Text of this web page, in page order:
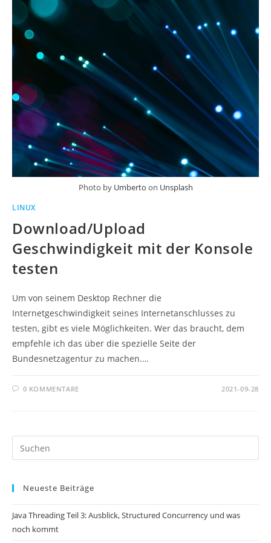
Photo by Umberto on Unsplash
LINUX
Download/Upload
Geschwindigkeit mit der Konsole
testen
Um von seinem Desktop Rechner die
Internetgeschwindigkeit seines Internetanschlusses zu
testen, gibt es viele Möglichkeiten. Wer das braucht, dem
empfehle ich das über die spezielle Seite der
Bundesnetzagentur zu machen.…
0 KOMMENTARE 2021-09-28
Neueste Beiträge
Java Threading Teil 3: Ausblick, Structured Concurrency und was
noch kommt